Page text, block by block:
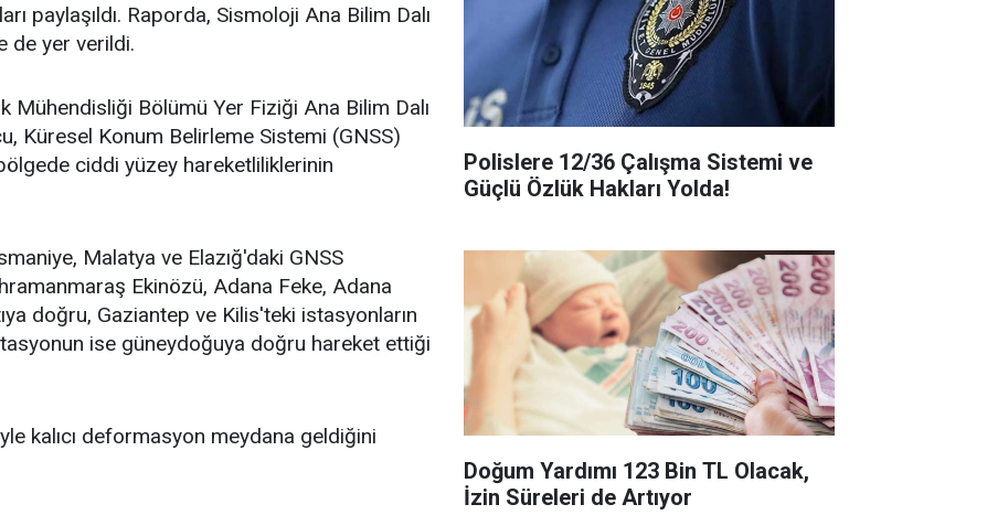
paylaşıldı. Raporda, Sismoloji Ana Bilim Dalı
de yer verildi.
Mühendisliği Bölümü Yer Fiziği Ana Bilim Dalı
Küresel Konum Belirleme Sistemi (GNSS)
ciddi yüzey hareketliliklerinin
Malatya ve Elazığ'daki GNSS
Ekinözü, Adana Feke, Adana
doğru, Gaziantep ve Kilis'teki istasyonların
ise güneydoğuya doğru hareket ettiği
kalıcı deformasyon meydana geldiğini
Polislere 12/36 Çalışma Sistemi ve
Güçlü Özlük Hakları Yolda!
Doğum Yardımı 123 Bin TL Olacak,
İzin Süreleri de Artıyor